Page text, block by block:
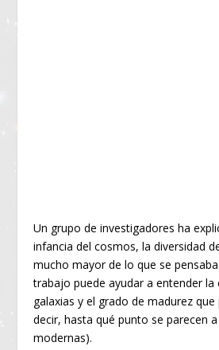
Un grupo de investigadores ha
infancia del cosmos, la diversidad
mucho mayor de lo que se
trabajo puede ayudar a entender la
galaxias y el grado de madurez que
decir, hasta qué punto se parecen
modernas).